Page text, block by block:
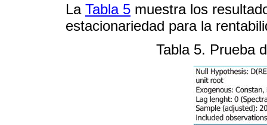
La Tabla 5 muestra los
estacionariedad para la
Tabla 5. Prueba